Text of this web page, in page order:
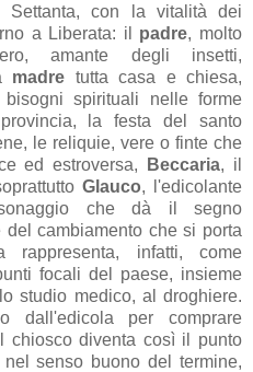
con la vitalità dei
a Liberata: il padre, molto
amante degli insetti,
madre tutta casa e chiesa,
spirituali nelle forme
la festa del santo
le reliquie, vere o finte che
ed estroversa, Beccaria, il
Glauco, l'edicolante
che dà il segno
cambiamento che si porta
rappresenta, infatti, come
focali del paese, insieme
studio medico, al droghiere.
dall'edicola per comprare
chiosco diventa così il punto
senso buono del termine,